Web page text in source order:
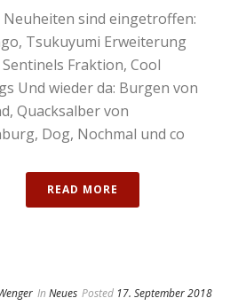
sind eingetroffen:
Tsukuyumi Erweiterung
Fraktion, Cool
Und wieder da: Burgen von
Quacksalber von
Dog, Nochmal und co
READ MORE
In Neues Posted 17. September 2018